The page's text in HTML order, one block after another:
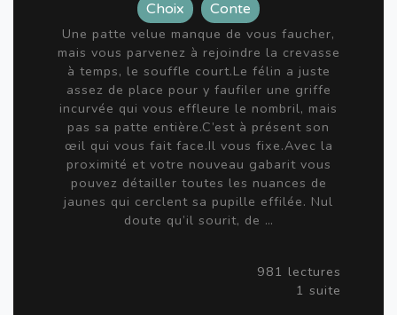
Choix
Conte
Une patte velue manque de vous faucher,
mais vous parvenez à rejoindre la crevasse
à temps, le souffle court.Le félin a juste
assez de place pour y faufiler une griffe
incurvée qui vous effleure le nombril, mais
pas sa patte entière.C’est à présent son
œil qui vous fait face.Il vous fixe.Avec la
proximité et votre nouveau gabarit vous
pouvez détailler toutes les nuances de
jaunes qui cerclent sa pupille effilée. Nul
doute qu’il sourit, de …
981 lectures
1 suite